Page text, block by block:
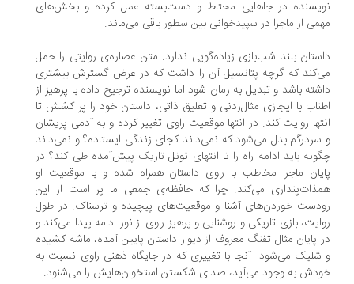
در جاهایی محتاط و دست‌بسته عمل کرده و بخش‌های
از ماجرا در سپیدخوانی بین سطور باقی می‌ماند.
بلند شب‌بازی زیاده‌گویی ندارد. متن عصاره‌ی روایتی را حمل
که گرچه پتانسیل آن را داشت که در عرض گسترش بیشتری
باشد و تبدیل به رمان شود اما نویسنده ترجیح داده با پرهیز از
با ایجازی مثال‌زدنی و تعلیق ذاتی، داستان خود را پر کشش تا
روایت کند. در انتها موقعیت راوی تغییر کرده و به آدمی پریشان
بدل می‌شود که نمی‌داند کجای زندگی ایستاده؟ و نمی‌داند
باید ادامه راه را تا انتهای تونل تاریک پیش‌آمده طی کند؟ در
ماجرا مخاطب با راوی داستان همراه شده و با موقعیت او
می‌کند. چرا که حافظه‌ی جمعی ما پر است از این
خوردن‌های آشنا و موقعیت‌های پیچیده و ترسناک. در طول
بازی تاریکی و روشنایی و پرهیز راوی از نور ادامه پیدا می‌کند و
پایان مثال تفنگ معروف از دیوار داستان پایین آمده، ماشه کشیده
می‌شود. آنجا با تغییری که در جایگاه ذهنی راوی نسبت به
به وجود می‌آید، صدای شکستن استخوان‌هایش را می‌شنود.